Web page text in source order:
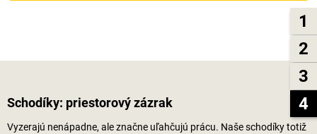
1
2
3
4
Schodíky: priestorový zázrak
Vyzerajú nenápadne, ale značne uľahčujú prácu. Naše schodíky totiž